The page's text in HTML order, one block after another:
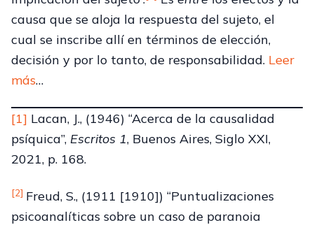
causa que se aloja la respuesta del sujeto, el
cual se inscribe allí en términos de elección,
decisión y por lo tanto, de responsabilidad. Leer
más…
[1] Lacan, J., (1946) “Acerca de la causalidad
psíquica”, Escritos 1, Buenos Aires, Siglo XXI,
2021, p. 168.
[2] Freud, S., (1911 [1910]) “Puntualizaciones
psicoanalíticas sobre un caso de paranoia